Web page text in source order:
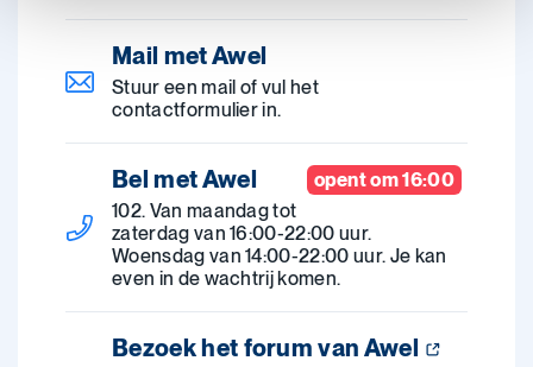
Mail met Awel
Stuur een mail of vul het
contactformulier in.
opent om 16:00
Bel met Awel
102. Van maandag tot
zaterdag van 16:00-22:00 uur.
Woensdag van 14:00-22:00 uur. Je kan
even in de wachtrij komen.
Bezoek het forum van Awel